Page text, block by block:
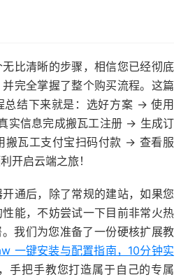
比清晰的步骤，相信您已经彻底
完全掌握了整个购买流程。这篇
总结下来就是：选好方案 -> 使用
实信息完成搬瓦工注册 -> 生成订
瓦工支付宝扫码付款 -> 查看服
开启云端之旅！
开通后，除了常规的建站，如果您
能，不妨尝试一下目前非常火热
我们为您准备了一份硬核扩展教
一键安装与配置指南，10分钟实
，手把手教您打造属于自己的专属